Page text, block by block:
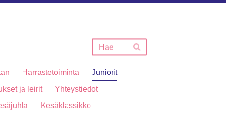
Hae
Harrastetoiminta
Juniorit
ja leirit
Yhteystiedot
Kesäklassikko